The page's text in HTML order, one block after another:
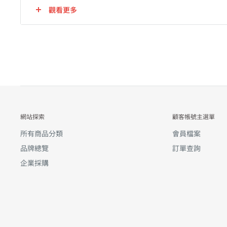
觀看更多
網站探索
所有商品分類
品牌總覽
企業採購
顧客帳號主選單
會員檔案
訂單查詢